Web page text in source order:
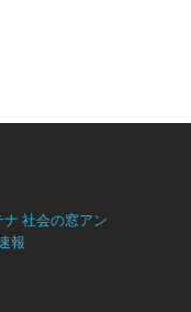
ナ 社会の窓アン
報